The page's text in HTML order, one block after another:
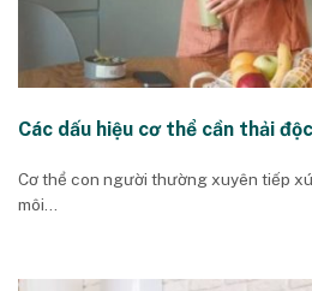
Các dấu hiệu cơ thể cần thải
Cơ thể con người thường xuyên tiếp
môi...